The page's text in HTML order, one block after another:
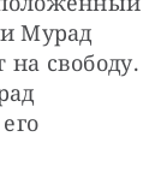
Мурад
свободу.